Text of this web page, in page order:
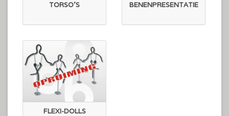
TORSO'S BENENPRESENTATIE
FLEXI-DOLLS